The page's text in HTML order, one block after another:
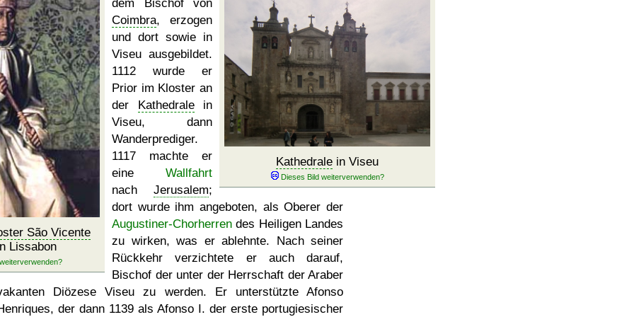
São Vicente
Lissabon
Kathedrale in Viseu
dem Bischof von
Coimbra, erzogen
und dort sowie in
Viseu ausgebildet.
1112 wurde er
Prior im Kloster an
der Kathedralein
Viseu, dann
Wanderprediger.
1117 machte er
eine Wallfahrt
nach Jerusalem;
dort wurde ihm angeboten, als Oberer der
Augustiner-Chorherren des Heiligen Landes
zu wirken, was er ablehnte. Nach seiner
Rückkehr verzichtete er auch darauf,
Bischof der unter der Herrschaft der Araber
Diözese Viseu zu werden. Er unterstützte Afonso
der dann 1139 als Afonso I. der erste portugiesischer